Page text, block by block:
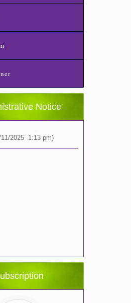
Notice
ও বর্ষপঞ্জি – ২০২৬
ভর্তি পুন: বিজ্ঞপ্তিঃ শিশু থেকে নবম
pm)